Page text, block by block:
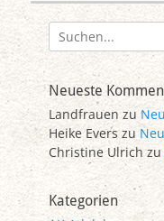
Suchen
nach:
Neueste
Landfrauenzu
Heike Evers zu
Christine Ulrich zu
Kategorien